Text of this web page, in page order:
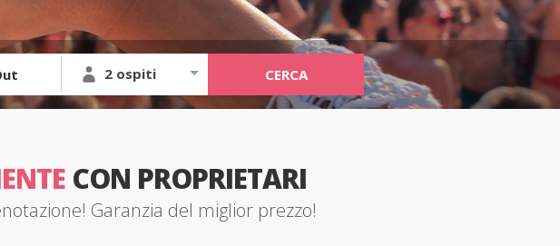
2 ospiti CERCA
CON PROPRIETARI
Garanzia del miglior prezzo!